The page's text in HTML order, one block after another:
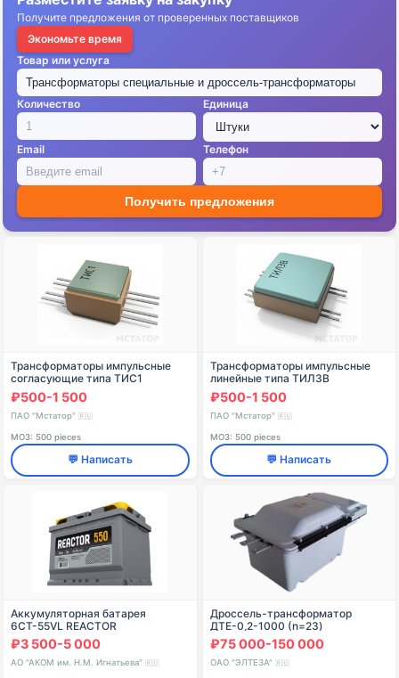
Получите предложения от проверенных поставщиков
Экономьте время
Товар или услуга
Количество Единица
Email Телефон
Получить предложения
Трансформаторы импульсные
согласующие типа ТИС1
₽500-1 500
ПАО "Мстатор" 🇷🇺
МОЗ: 500 pieces
💬 Написать
Трансформаторы импульсные
линейные типа ТИЛ3В
₽500-1 500
ПАО "Мстатор" 🇷🇺
МОЗ: 500 pieces
💬 Написать
Аккумуляторная батарея
6СТ-55VL REACTOR
₽3 500-5 000
АО "АКОМ им. Н.М. Игнатьева" 🇷🇺
Дроссель-трансформатор
ДТЕ-0,2-1000 (n=23)
₽75 000-150 000
ОАО "ЭЛТЕЗА" 🇷🇺